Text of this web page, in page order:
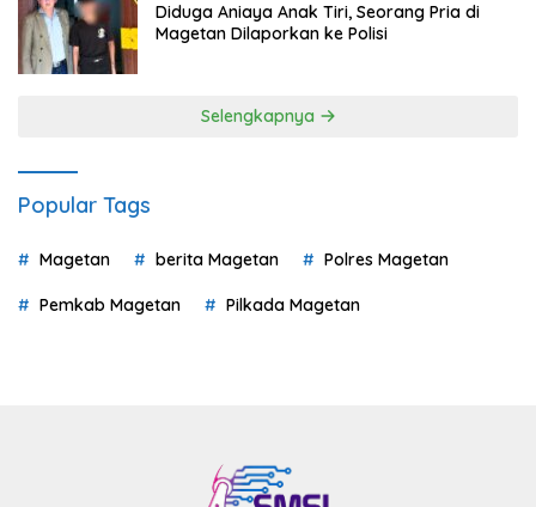
Diduga Aniaya Anak Tiri, Seorang Pria di
Magetan Dilaporkan ke Polisi
Selengkapnya
Popular Tags
Magetan berita Magetan Polres Magetan
Pemkab Magetan Pilkada Magetan